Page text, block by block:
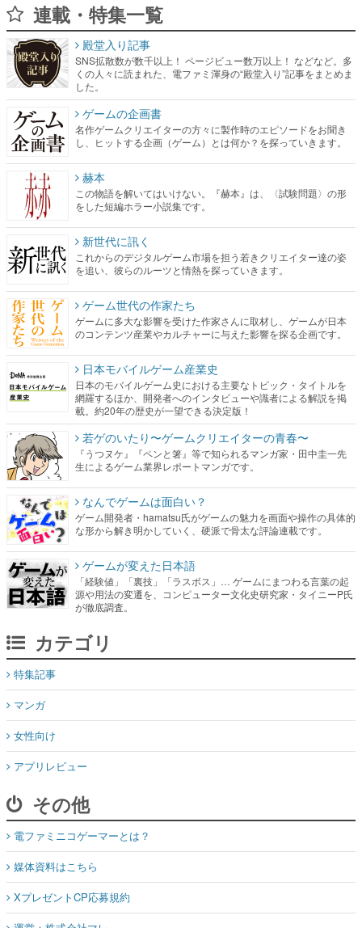
連載・特集一覧
殿堂入り記事
SNS拡散数が数千以上！ ページビュー数万以上！ などなど。多
くの人々に読まれた、電ファミ渾身の“殿堂入り”記事をまとめま
した。
ゲームの企画書
名作ゲームクリエイターの方々に製作時のエピソードをお聞き
し、ヒットする企画（ゲーム）とは何か？を探っていきます。
赫本
この物語を解いてはいけない。『赫本』は、〈試験問題〉の形
をした短編ホラー小説集です。
新世代に訊く
これからのデジタルゲーム市場を担う若きクリエイター達の姿
を追い、彼らのルーツと情熱を探っていきます。
ゲーム世代の作家たち
ゲームに多大な影響を受けた作家さんに取材し、ゲームが日本
のコンテンツ産業やカルチャーに与えた影響を探る企画です。
日本モバイルゲーム産業史
日本のモバイルゲーム史における主要なトピック・タイトルを
網羅するほか、開発者へのインタビューや識者による解説を掲
載。約20年の歴史が一望できる決定版！
若ゲのいたり〜ゲームクリエイターの青春〜
『うつヌケ』『ペンと箸』等で知られるマンガ家・田中圭一先
生によるゲーム業界レポートマンガです。
なんでゲームは面白い？
ゲーム開発者・hamatsu氏がゲームの魅力を画面や操作の具体的
な形から解き明かしていく、硬派で骨太な評論連載です。
ゲームが変えた日本語
「経験値」「裏技」「ラスボス」… ゲームにまつわる言葉の起
源や用法の変遷を、コンピューター文化史研究家・タイニーP氏
が徹底調査。
カテゴリ
特集記事
マンガ
女性向け
アプリレビュー
その他
電ファミニコゲーマーとは？
媒体資料はこちら
XプレゼントCP応募規約